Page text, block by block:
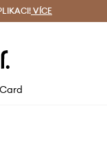
24 h VÍCE